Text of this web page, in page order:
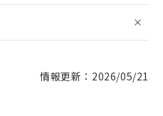
情報更新：2026/05/21